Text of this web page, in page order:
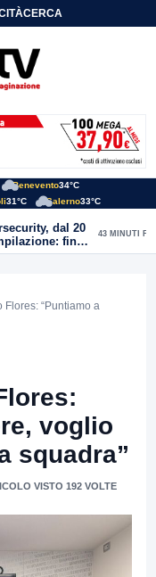
CERCA
Benevento34°C
31°C Salerno33°C
dal 20
fino
per
43 MINUTI FA
“Puntiamo a
voglio
squadra”
VISTO 192 VOLTE